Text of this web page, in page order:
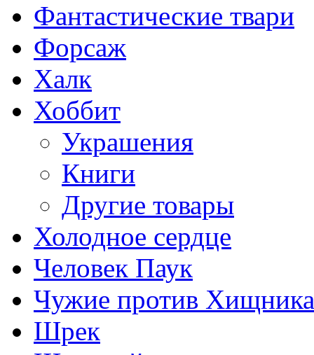
Фантастические твари
Форсаж
Халк
Хоббит
Украшения
Книги
Другие товары
Холодное сердце
Человек Паук
Чужие против Хищника
Шрек